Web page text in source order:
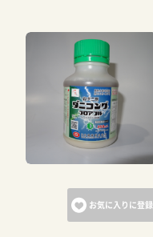
お気に入りに登録